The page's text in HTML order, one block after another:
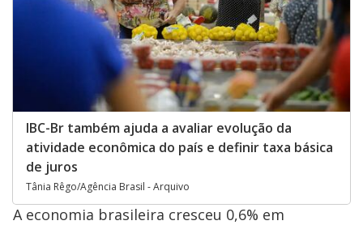
IBC-Br também ajuda a avaliar evolução da
atividade econômica do país e definir taxa básica
de juros
Tânia Rêgo/Agência Brasil - Arquivo
A economia brasileira cresceu 0,6% em